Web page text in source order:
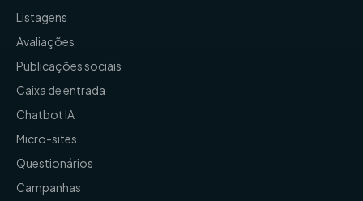
Listagens
Avaliações
Publicações sociais
Caixa de entrada
Chatbot IA
Micro-sites
Questionários
Campanhas